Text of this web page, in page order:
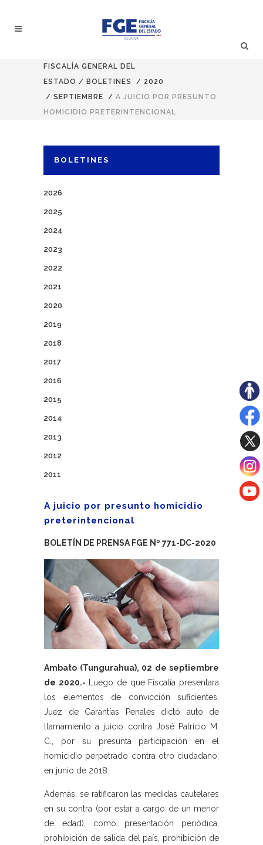
FISCALÍA GENERAL DEL
ESTADO / BOLETINES / 2020
/ SEPTIEMBRE / A JUICIO POR PRESUNTO
HOMICIDIO PRETERINTENCIONAL
BOLETINES
2026
2025
2024
2023
2022
2021
2020
2019
2018
2017
2016
2015
2014
2013
2012
2011
A juicio por presunto homicidio
preterintencional
BOLETÍN DE PRENSA FGE Nº 771-DC-2020
Ambato (Tungurahua), 02 de septiembre
de 2020.- Luego de que Fiscalía presentara
los elementos de convicción suficientes,
Juez de Garantías Penales dictó auto de
llamamiento a juicio contra José Patricio M.
C., por su presunta participación en el
homicidio perpetrado contra otro ciudadano,
en junio de 2018.
Además, se ratificaron las medidas cautelares
en su contra (por estar a cargo de un menor
de edad), como presentación periódica,
prohibición de salida del país, prohibición de